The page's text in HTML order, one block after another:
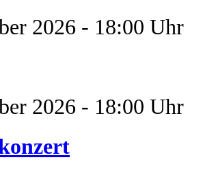
2026 - 18:00 Uhr
2026 - 18:00 Uhr